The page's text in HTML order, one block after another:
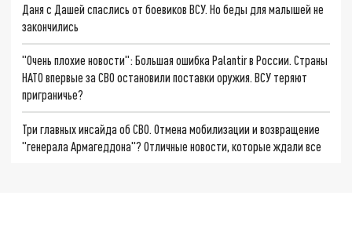
Даня с Дашей спаслись от боевиков ВСУ. Но беды для малышей не
закончились
"Очень плохие новости": Большая ошибка Palantir в России. Страны
НАТО впервые за СВО остановили поставки оружия. ВСУ теряют
приграничье?
Три главных инсайда об СВО. Отмена мобилизации и возвращение
"генерала Армагеддона"? Отличные новости, которые ждали все